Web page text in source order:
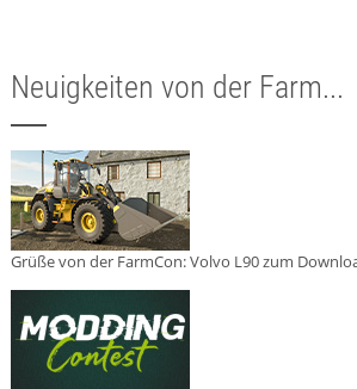
Neuigkeiten von der Farm...
Grüße von der FarmCon: Volvo L90 zum